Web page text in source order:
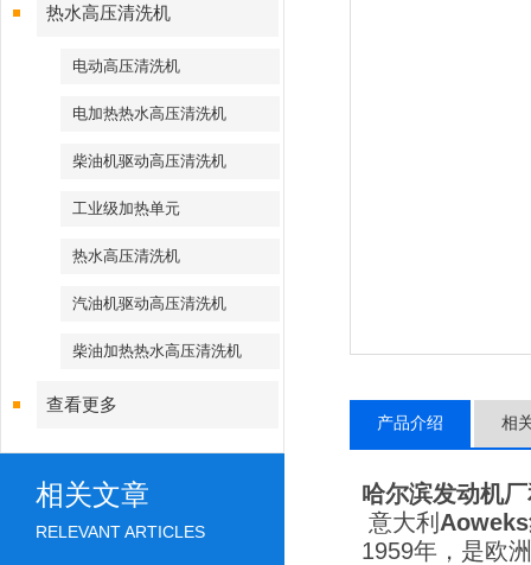
热水高压清洗机
电动高压清洗机
电加热热水高压清洗机
柴油机驱动高压清洗机
工业级加热单元
热水高压清洗机
汽油机驱动高压清洗机
柴油加热热水高压清洗机
查看更多
相关文章
RELEVANT ARTICLES
产品介绍 相
哈尔滨发动机
意大利 Aoweks
1959年，是欧